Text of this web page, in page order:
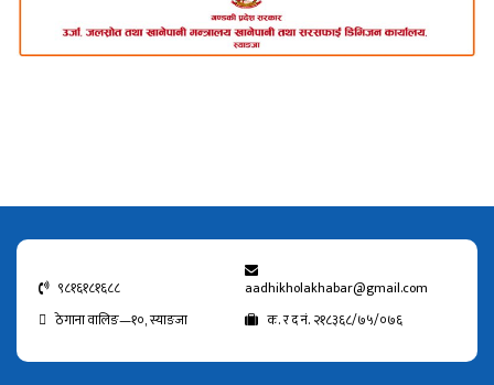
९८१६१८१६८८
aadhikholakhabar@gmail.com
ठेगाना वालिङ—१०, स्याङजा
क. र द नं. २१८३६८/७५/०७६